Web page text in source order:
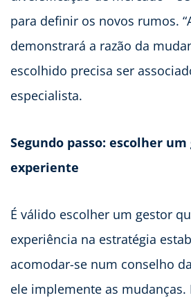
para definir os novos rumos.
demonstrará a razão da
escolhido precisa ser
especialista.
Segundo passo: escolher
experiente
É válido escolher um gestor
experiência na estratégia
acomodar-se num conselho
ele implemente as mudanças.